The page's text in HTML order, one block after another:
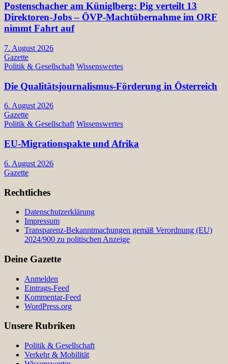
Postenschacher am Küniglberg: Pig verteilt 13
Direktoren-Jobs – ÖVP-Machtübernahme im ORF
nimmt Fahrt auf
7. August 2026
Gazette
Politik & Gesellschaft Wissenswertes
Die Qualitätsjournalismus-Förderung in Österreich
6. August 2026
Gazette
Politik & Gesellschaft Wissenswertes
EU-Migrationspakte und Afrika
6. August 2026
Gazette
Rechtliches
Datenschutzerklärung
Impressum
Transparenz-Bekanntmachungen gemäß Verordnung (EU)
2024/900 zu politischen Anzeige
Deine Gazette
Anmelden
Eintrags-Feed
Kommentar-Feed
WordPress.org
Unsere Rubriken
Politik & Gesellschaft
Verkehr & Mobilität